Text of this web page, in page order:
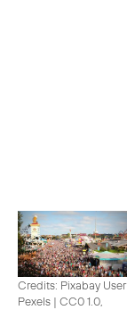
Credits: Pixabay User
Pexels | CC0 1.0,